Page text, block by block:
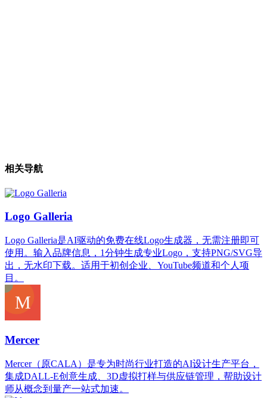
相关导航
Logo Galleria
Logo Galleria是AI驱动的免费在线Logo生成器，无需注册即可
使用。输入品牌信息，1分钟生成专业Logo，支持PNG/SVG导
出，无水印下载。适用于初创企业、YouTube频道和个人项
目。
Mercer
Mercer（原CALA）是专为时尚行业打造的AI设计生产平台，
集成DALL-E创意生成、3D虚拟打样与供应链管理，帮助设计
师从概念到量产一站式加速。